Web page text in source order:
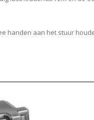
handen aan het stuur